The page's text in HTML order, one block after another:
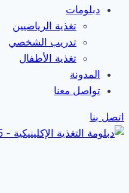
دبلومات
تغذية الرياضيين
تدريب الشخصي
تغذية الأطفال
المدونة
تواصل معنا
اتصل بنا